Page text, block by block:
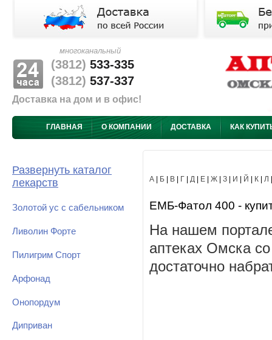
многоканальный
(3812) 533-335
(3812) 537-337
Доставка на дом и в офис!
ГЛАВНАЯ О КОМПАНИИ ДОСТАВКА КАК
Развернуть каталог
лекарств
Золотой ус с сабельником
Ливолин Форте
Пилигрим Спорт
Арфонад
Онопордум
Диприван
А Б В Г Д Е Ж З И Й К Л
ЕМБ-Фатол 400 -
На нашем
аптеках Омска
достаточно